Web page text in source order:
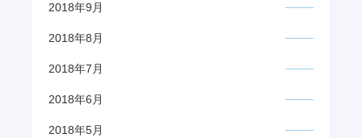
2018年9月
2018年8月
2018年7月
2018年6月
2018年5月